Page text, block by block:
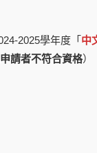
2025學年度「 中
請者不符合資格）